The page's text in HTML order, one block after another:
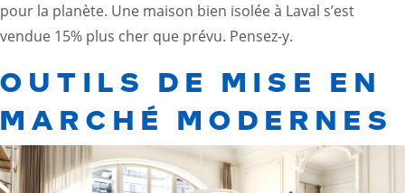
pour la planète. Une maison bien isolée à Laval s’est
vendue 15% plus cher que prévu. Pensez-y.
OUTILS DE MISE EN
MARCHÉ MODERNES